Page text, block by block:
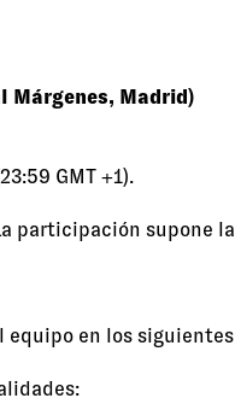
Márgenes, Madrid)
GMT +1).
participación supone
en los